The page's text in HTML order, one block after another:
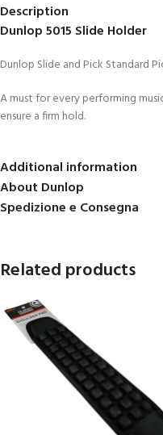
Description
Dunlop 5015 Slide Holder
Dunlop Slide and Pick Standard
A must for every performing
ensure a firm hold.
Additional information
About Dunlop
Spedizione e Consegna
Related products